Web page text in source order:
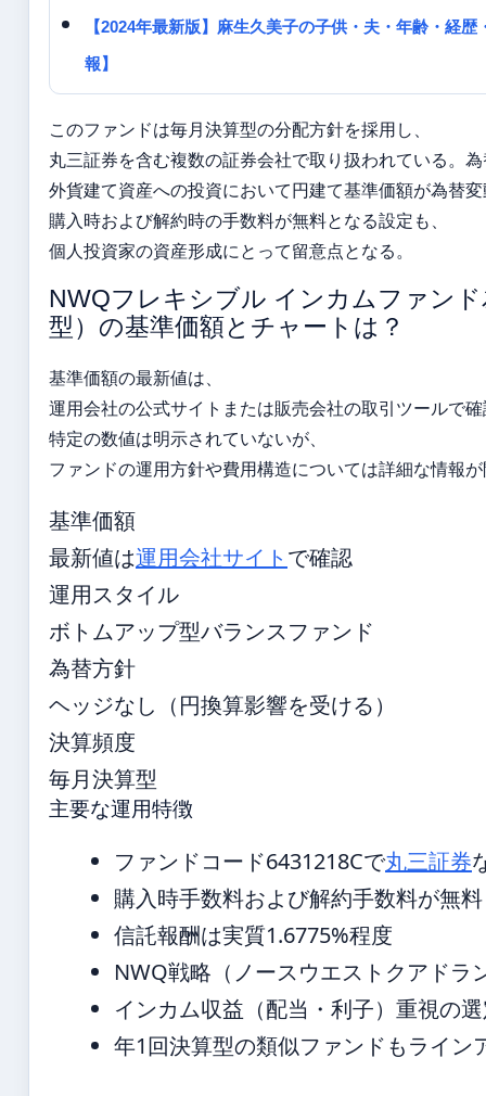
【2024年最新版】麻生久美子の子供・夫・年齢・経
報】
このファンドは毎月決算型の分配方針を採用し、
丸三証券を含む複数の証券会社で取り扱われている。
外貨建て資産への投資において円建て基準価額が為替
購入時および解約時の手数料が無料となる設定も、
個人投資家の資産形成にとって留意点となる。
NWQフレキシブル インカムファン
型）の基準価額とチャートは？
基準価額の最新値は、
運用会社の公式サイトまたは販売会社の取引ツールで
特定の数値は明示されていないが、
ファンドの運用方針や費用構造については詳細な情報
基準価額
最新値は運用会社サイト で確認
運用スタイル
ボトムアップ型バランスファンド
為替方針
ヘッジなし（円換算影響を受ける）
決算頻度
毎月決算型
主要な運用特徴
ファンドコード6431218Cで丸三証券
購入時手数料および解約手数料が無料
信託報酬は実質1.6775%程度
NWQ戦略（ノースウエストクアドラ
インカム収益（配当・利子）重視の
年1回決算型の類似ファンドもライン